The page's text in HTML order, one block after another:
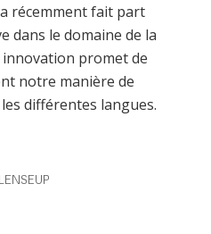
récemment fait part
dans le domaine de la
promet de
notre manière de
différentes langues.
LENSEUP